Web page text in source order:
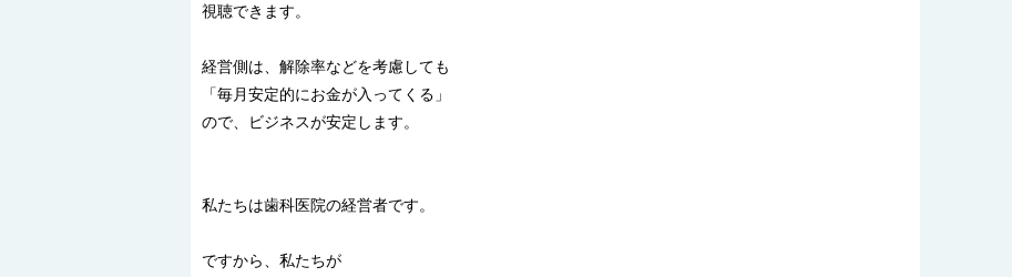
視聴できます。
経営側は、解除率などを考慮しても
「毎月安定的にお金が入ってくる」
ので、ビジネスが安定します。
私たちは歯科医院の経営者です。
ですから、私たちが